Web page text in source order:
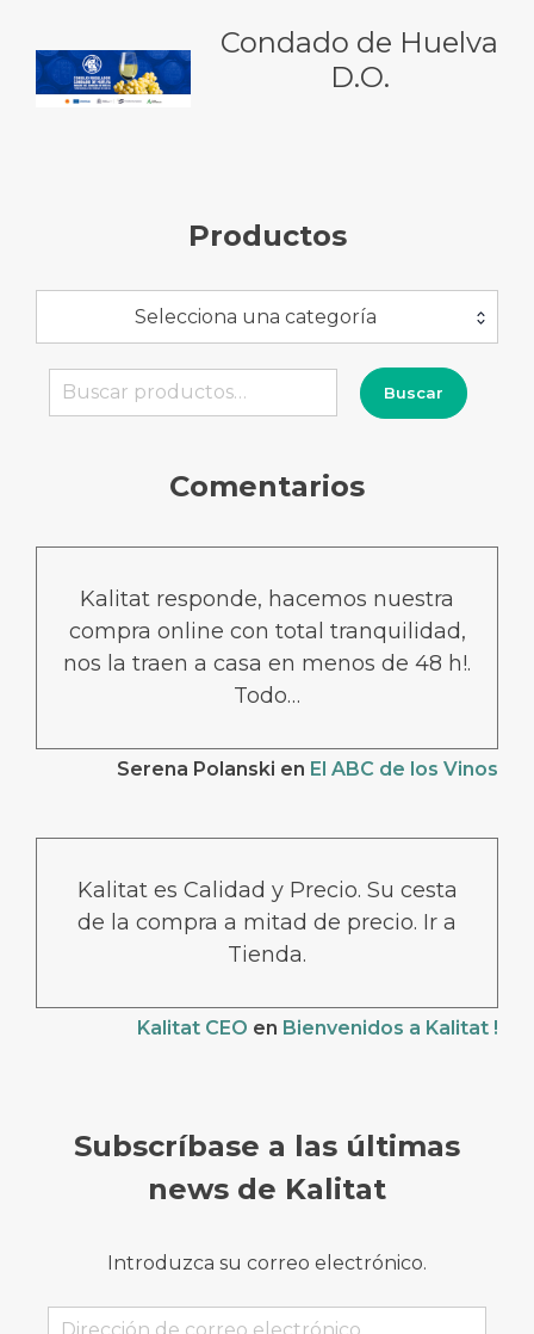
Condado de Huelva
D.O.
Productos
Selecciona una categoría
Buscar
Buscar
Comentarios
Kalitat responde, hacemos nuestra
compra online con total tranquilidad,
nos la traen a casa en menos de 48 h!.
Todo…
Serena Polanski en El ABC de los Vinos
Kalitat es Calidad y Precio. Su cesta
de la compra a mitad de precio. Ir a
Tienda.
Kalitat CEO en Bienvenidos a Kalitat !
Subscríbase a las últimas
news de Kalitat
Introduzca su correo electrónico.
Dirección